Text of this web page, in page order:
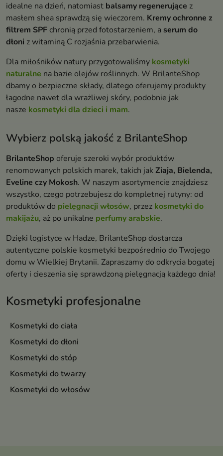
Kosmetyki profesjonalne
Kosmetyki do ciała
Kosmetyki do dłoni
Kosmetyki do stóp
Kosmetyki do twarzy
Kosmetyki do włosów
idealne na dzień, natomiast balsamy regenerujące z
masłem shea sprawdzą się wieczorem. Kremy ochronne z
filtrem SPFchronią przed fotostarzeniem, aserum do
dłoni z witaminą C rozjaśnia przebarwienia.
Dla miłośników natury przygotowaliśmy kosmetyki
naturalne na bazie olejów roślinnych. W BrilanteShop
dbamy o bezpieczne składy, dlatego oferujemy produkty
łagodne nawet dla wrażliwej skóry, podobnie jak
nasze kosmetyki dla dzieci i mam.
Wybierz polską jakość z BrilanteShop
BrilanteShop oferuje szeroki wybór produktów
renomowanych polskich marek, takich jakZiaja, Bielenda,
Eveline czy Mokosh. W naszym asortymencie znajdziesz
wszystko, czego potrzebujesz do kompletnej rutyny: od
produktów do pielęgnacji włosów, przez kosmetyki do
makijażu, aż po unikalne perfumy arabskie.
Dzięki logistyce w Hadze, BrilanteShop dostarcza
autentyczne polskie kosmetyki bezpośrednio do Twojego
domu w Wielkiej Brytanii. Zapraszamy do odkrycia bogatej
oferty i cieszenia się sprawdzoną pielęgnacją każdego dnia!